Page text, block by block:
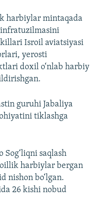
harbiylar mintaqada
Isroil aviatsiyasi
yerosti
doxil o‘nlab harbiy
guruhi Jabaliya
tiklashga
Sog‘liqni saqlash
harbiylar bergan
nishon bo‘lgan.
26 kishi nobud